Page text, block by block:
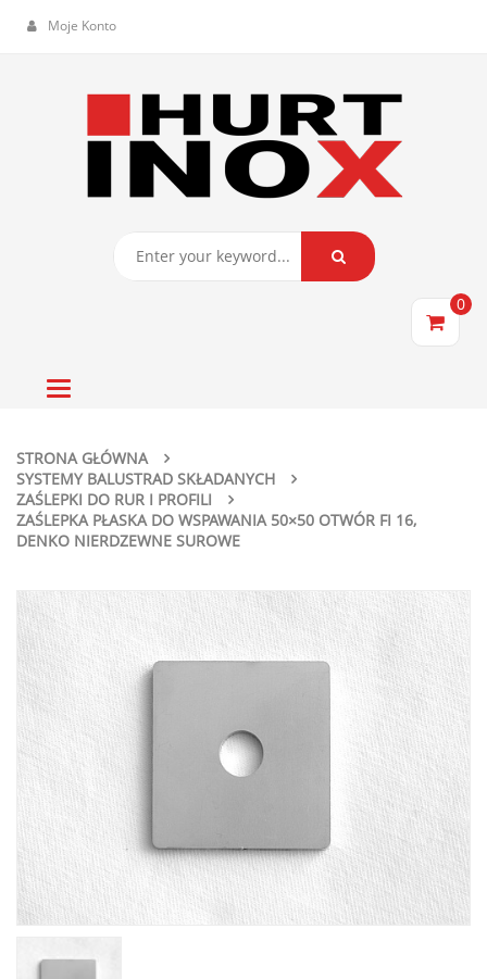
Moje Konto
0
Toggle
STRONA GŁÓWNA
SYSTEMY BALUSTRAD SKŁADANYCH
ZAŚLEPKI DO RUR I PROFILI
ZAŚLEPKA PŁASKA DO WSPAWANIA 50×50 OTWÓR FI 16,
DENKO NIERDZEWNE SUROWE